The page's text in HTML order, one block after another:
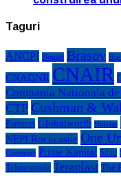
Taguri
ANCPI Bogart Brasov
CNADNR CNAIR
Compania Nationala
CTP Cushman &
Partners Globalworth Holcim
NEPI Rockcastle One
Construct Prime Kapital Sibiu
Tehnostrade Teraplast The